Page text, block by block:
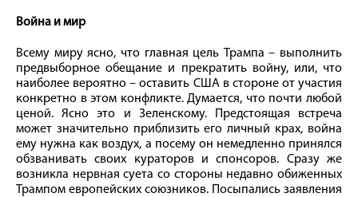
Война и мир
Всему миру ясно, что главная цель Трампа – выполнить
предвыборное обещание и прекратить войну, или, что
наиболее вероятно – оставить США в стороне от участия
конкретно в этом конфликте. Думается, что почти любой
ценой. Ясно это и Зеленскому. Предстоящая встреча
может значительно приблизить его личный крах, война
ему нужна как воздух, а посему он немедленно принялся
обзванивать своих кураторов и спонсоров. Сразу же
возникла нервная суета со стороны недавно обиженных
Трампом европейских союзников. Посыпались заявления